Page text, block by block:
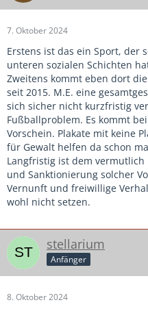
7. Oktober 2024
Erstens ist das ein Sport, der
unteren sozialen Schichten
Zweitens kommt eben dort
seit 2015. M.E. eine
sich sicher nicht kurzfristig
Fußballproblem. Es kommt
Vorschein. Plakate mit keine
für Gewalt helfen da schon
Langfristig ist dem
und Sanktionierung solcher
Vernunft und freiwillige
wohl nicht setzen.
stellarium
Anfänger
8. Oktober 2024